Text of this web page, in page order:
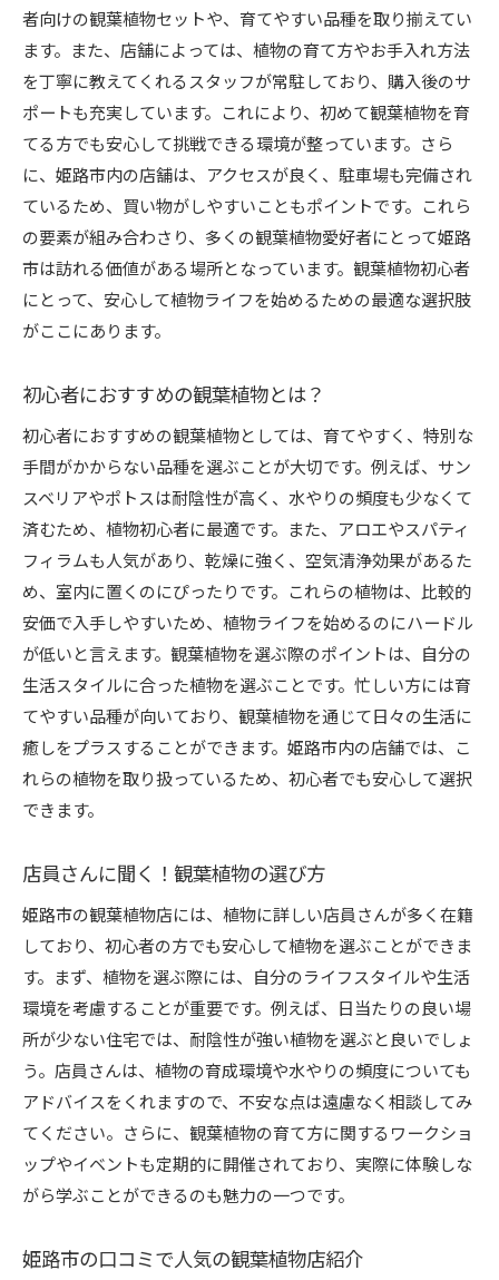
者向けの観葉植物セットや、育てやすい品種を取り揃えてい
ます。また、店舗によっては、植物の育て方やお手入れ方法
を丁寧に教えてくれるスタッフが常駐しており、購入後のサ
ポートも充実しています。これにより、初めて観葉植物を育
てる方でも安心して挑戦できる環境が整っています。さら
に、姫路市内の店舗は、アクセスが良く、駐車場も完備され
ているため、買い物がしやすいこともポイントです。これら
の要素が組み合わさり、多くの観葉植物愛好者にとって姫路
市は訪れる価値がある場所となっています。観葉植物初心者
にとって、安心して植物ライフを始めるための最適な選択肢
がここにあります。
初心者におすすめの観葉植物とは？
初心者におすすめの観葉植物としては、育てやすく、特別な
手間がかからない品種を選ぶことが大切です。例えば、サン
スベリアやポトスは耐陰性が高く、水やりの頻度も少なくて
済むため、植物初心者に最適です。また、アロエやスパティ
フィラムも人気があり、乾燥に強く、空気清浄効果があるた
め、室内に置くのにぴったりです。これらの植物は、比較的
安価で入手しやすいため、植物ライフを始めるのにハードル
が低いと言えます。観葉植物を選ぶ際のポイントは、自分の
生活スタイルに合った植物を選ぶことです。忙しい方には育
てやすい品種が向いており、観葉植物を通じて日々の生活に
癒しをプラスすることができます。姫路市内の店舗では、こ
れらの植物を取り扱っているため、初心者でも安心して選択
できます。
店員さんに聞く！観葉植物の選び方
姫路市の観葉植物店には、植物に詳しい店員さんが多く在籍
しており、初心者の方でも安心して植物を選ぶことができま
す。まず、植物を選ぶ際には、自分のライフスタイルや生活
環境を考慮することが重要です。例えば、日当たりの良い場
所が少ない住宅では、耐陰性が強い植物を選ぶと良いでしょ
う。店員さんは、植物の育成環境や水やりの頻度についても
アドバイスをくれますので、不安な点は遠慮なく相談してみ
てください。さらに、観葉植物の育て方に関するワークショ
ップやイベントも定期的に開催されており、実際に体験しな
がら学ぶことができるのも魅力の一つです。
姫路市の口コミで人気の観葉植物店紹介